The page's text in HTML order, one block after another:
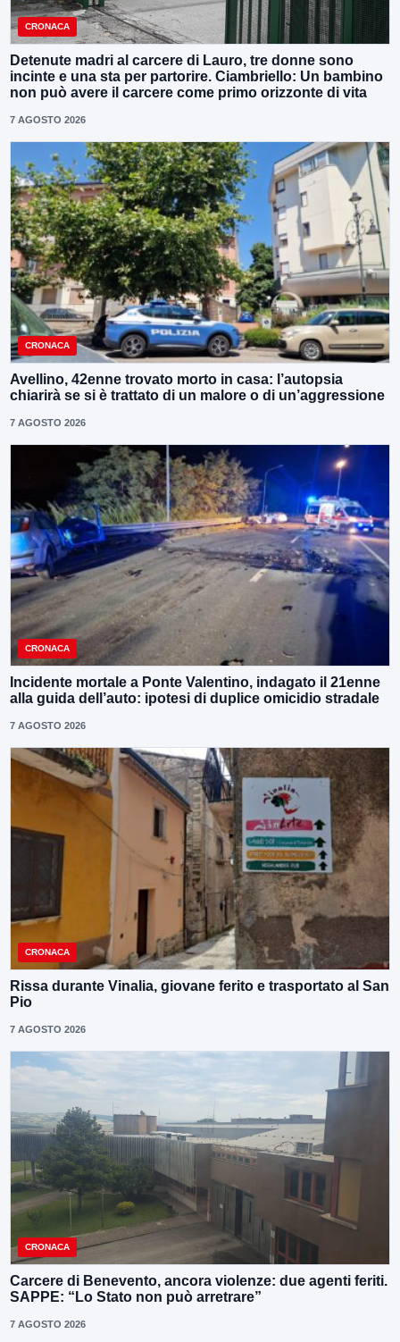
CRONACA
Detenute madri al carcere di Lauro, tre donne sono
incinte e una sta per partorire. Ciambriello: Un bambino
non può avere il carcere come primo orizzonte di vita
7 AGOSTO 2026
CRONACA
Avellino, 42enne trovato morto in casa: l’autopsia
chiarirà se si è trattato di un malore o di un’aggressione
7 AGOSTO 2026
CRONACA
Incidente mortale a Ponte Valentino, indagato il 21enne
alla guida dell’auto: ipotesi di duplice omicidio stradale
7 AGOSTO 2026
CRONACA
Rissa durante Vinalia, giovane ferito e trasportato al San
Pio
7 AGOSTO 2026
CRONACA
Carcere di Benevento, ancora violenze: due agenti feriti.
SAPPE: “Lo Stato non può arretrare”
7 AGOSTO 2026